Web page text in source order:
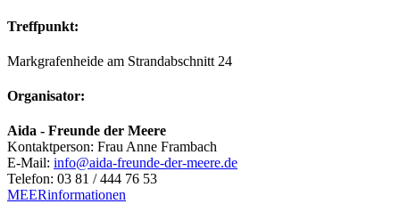
Treffpunkt:
Markgrafenheide am Strandabschnitt 24
Organisator:
Aida - Freunde der Meere
Kontaktperson: Frau Anne Frambach
E-Mail: info@aida-freunde-der-meere.de
Telefon: 03 81 / 444 76 53
MEERinformationen